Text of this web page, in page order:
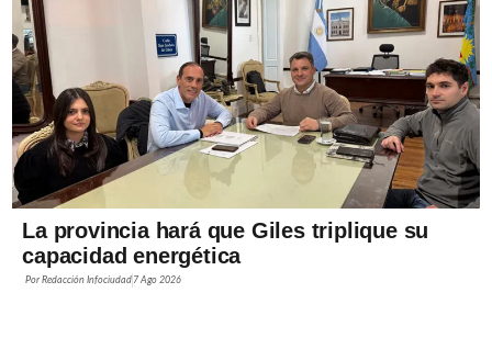
La provincia hará que Giles triplique su
capacidad energética
PorRedacción Infociudad 7 Ago 2026